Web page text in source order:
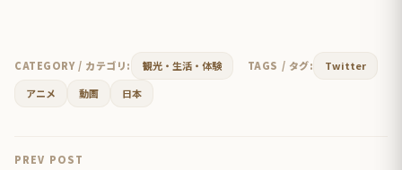
CATEGORY / カテゴリ: 観光・生活・体験 TAGS / タグ:
Twitter
アニメ
動画 日本
PREV POST